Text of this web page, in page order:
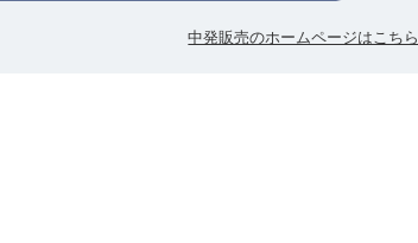
中発販売のホームページはこちら